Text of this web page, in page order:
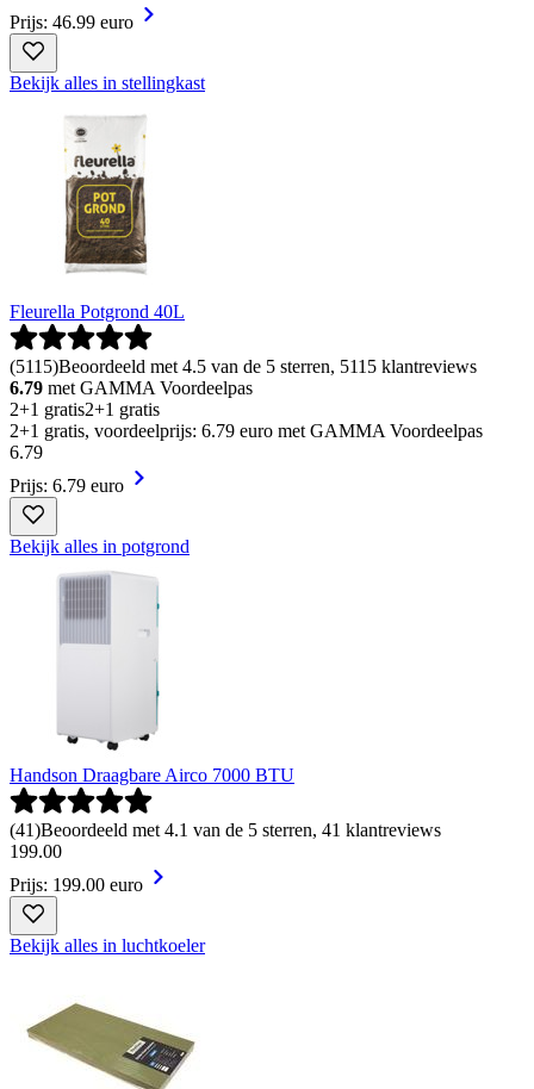
Prijs: 46.99 euro
Bekijk alles in stellingkast
Fleurella Potgrond 40L
(5115)Beoordeeld met 4.5 van de 5 sterren, 5115 klantreviews
6.79 met GAMMA Voordeelpas
2+1 gratis2+1 gratis
2+1 gratis, voordeelprijs: 6.79 euro met GAMMA Voordeelpas
6.79
Prijs: 6.79 euro
Bekijk alles in potgrond
Handson Draagbare Airco 7000 BTU
(41)Beoordeeld met 4.1 van de 5 sterren, 41 klantreviews
199.00
Prijs: 199.00 euro
Bekijk alles in luchtkoeler